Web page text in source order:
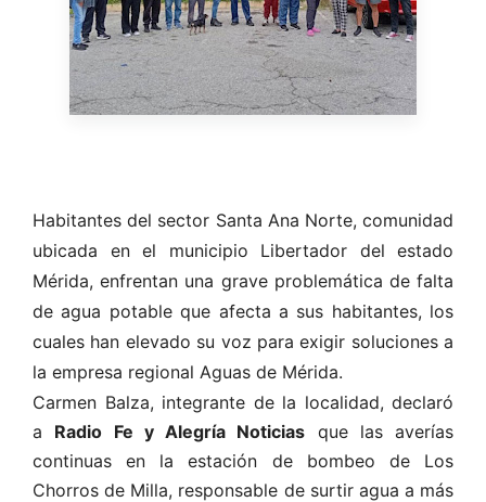
Habitantes del sector Santa Ana Norte, comunidad
ubicada en el municipio Libertador del estado
Mérida, enfrentan una grave problemática de falta
de agua potable que afecta a sus habitantes, los
cuales han elevado su voz para exigir soluciones a
la empresa regional Aguas de Mérida.
Carmen Balza, integrante de la localidad, declaró
a Radio Fe y Alegría Noticias que las averías
continuas en la estación de bombeo de Los
Chorros de Milla, responsable de surtir agua a más